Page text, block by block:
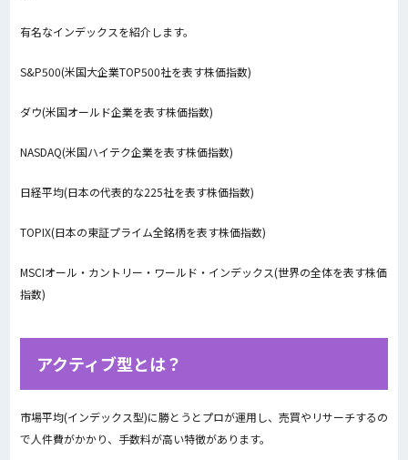
有名なインデックスを紹介します。
S&P500(米国大企業TOP500社を表す株価指数)
ダウ(米国オールド企業を表す株価指数)
NASDAQ(米国ハイテク企業を表す株価指数)
日経平均(日本の代表的な225社を表す株価指数)
TOPIX(日本の東証プライム全銘柄を表す株価指数)
MSCIオール・カントリー・ワールド・インデックス(世界の全体を表す株価
指数)
アクティブ型とは？
市場平均(インデックス型)に勝とうとプロが運用し、売買やリサーチするの
で人件費がかかり、手数料が高い特徴があります。